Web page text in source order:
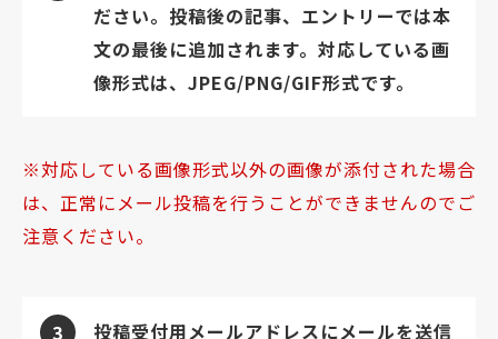
ださい。投稿後の記事、エントリーでは本
文の最後に追加されます。対応している画
像形式は、JPEG/PNG/GIF形式です。
対応している画像形式以外の画像が添付された場合
は、正常にメール投稿を行うことができませんのでご
注意ください。
3 投稿受付用メールアドレスにメールを送信